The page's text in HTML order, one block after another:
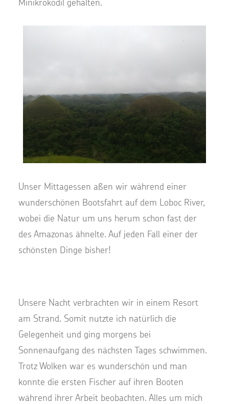
Minikrokodil gehalten.
Unser Mittagessen aßen wir während einer
wunderschönen Bootsfahrt auf dem Loboc River,
wobei die Natur um uns herum schon fast der
des Amazonas ähnelte. Auf jeden Fall einer der
schönsten Dinge bisher!
Unsere Nacht verbrachten wir in einem Resort
am Strand. Somit nutzte ich natürlich die
Gelegenheit und ging morgens bei
Sonnenaufgang des nächsten Tages schwimmen.
Trotz Wolken war es wunderschön und man
konnte die ersten Fischer auf ihren Booten
während ihrer Arbeit beobachten. Alles um mich